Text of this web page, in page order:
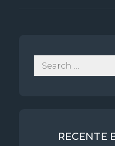
Search
for:
RECENTE